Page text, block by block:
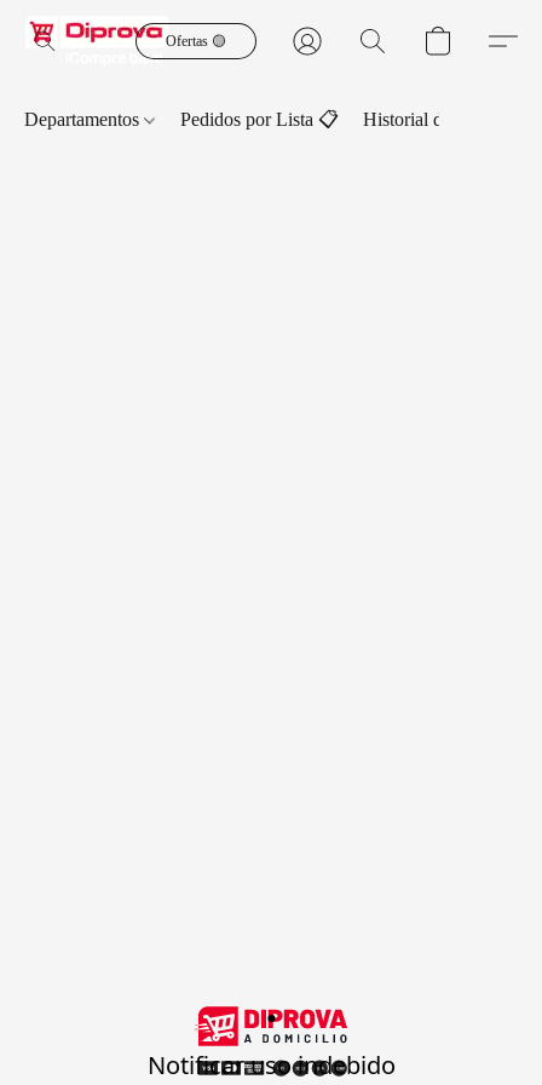
Ofertas 🟡
Departamentos Pedidos por Lista 📋 Historial de Pedidos
.
Notificar uso indebido